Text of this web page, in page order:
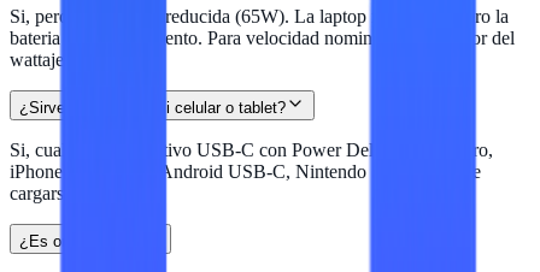
Si, pero a velocidad reducida (65W). La laptop funcionara pero la
bateria cargara mas lento. Para velocidad nominal usa cargador del
wattaje correcto.
¿Sirve para cargar mi celular o tablet?
Si, cualquier dispositivo USB-C con Power Delivery (iPad Pro,
iPhone 15+, tablets Android USB-C, Nintendo Switch) puede
cargarse.
¿Es original Dell?